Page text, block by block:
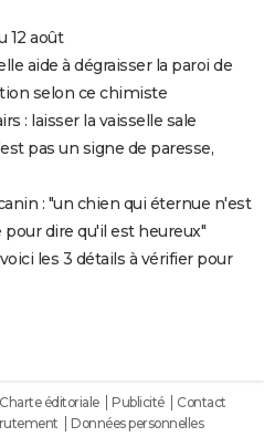
12 août
aide à dégraisser la paroi de
selon ce chimiste
: laisser la vaisselle sale
pas un signe de paresse,
: "un chien qui éternue n'est
dire qu'il est heureux"
les 3 détails à vérifier pour
Charte éditoriale Publicité
Contact
Données personnelles